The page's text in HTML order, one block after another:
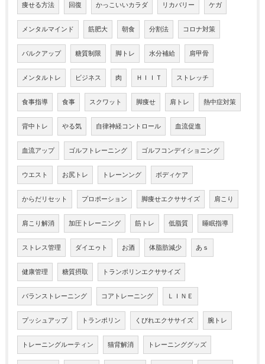
痩せる方法 回復 かっこいいカラダ リカバリー ケガ
メンタルマインド 筋肥大 朝食 分割法 コロナ対策
バルクアップ 糖質制限 脚トレ 水分補給 肩甲骨
メンタルトレ ビジネス 肉 ＨＩＩＴ ストレッチ
食事指導 食事 スクワット 脚痩せ 肩トレ 熱中症対策
背中トレ やる気 自律神経コントロール 血流促進
血流アップ ゴルフトレーニング ゴルフコンデイショニング
ウエスト お尻トレ トレーンング ボディケア
からだリセット プロポーション 脚痩せエクササイズ 肩こり
肩こり解消 加圧トレーニング 筋トレ 低脂質 睡眠指導
ストレス管理 ダイエゥト お酒 体脂肪減少 あｓ
健康管理 糖質摂取 トランポリンエクササイズ
バランストレーニング コアトレーニング ＬＩＮＥ
プッシュアップ トランポリン くびれエクササイズ 腕トレ
トレーニングルーティン 猫背解消 トレーニンググッズ